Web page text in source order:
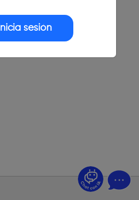
Inicia sesión